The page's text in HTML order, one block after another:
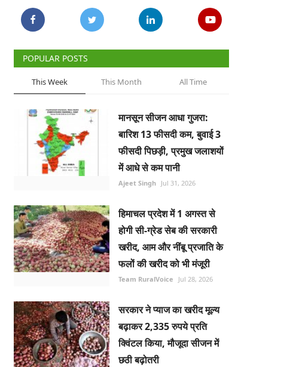
POPULAR POSTS
This Week This Month All Time
मानसून सीजन आधा गुजरा:
बारिश 13 फीसदी कम, बुवाई 3
फीसदी पिछड़ी, प्रमुख जलाशयों
में आधे से कम पानी
Ajeet Singh Jul 31, 2026
हिमाचल प्रदेश में 1 अगस्त से
होगी सी-ग्रेड सेब की सरकारी
खरीद, आम और नींबू प्रजाति के
फलों की खरीद को भी मंजूरी
Team RuralVoice Jul 28, 2026
सरकार ने प्याज का खरीद मूल्य
बढ़ाकर 2,335 रुपये प्रति
क्विंटल किया, मौजूदा सीजन में
छठी बढ़ोतरी